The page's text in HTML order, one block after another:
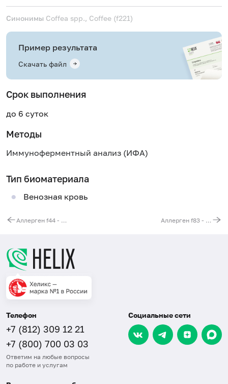
Синонимы Coffea spp., Coffee (f221)
Пример результата
Скачать файл
Срок выполнения
до 6 суток
Методы
Иммуноферментный анализ (ИФА)
Тип биоматериала
Венозная кровь
Аллерген f44 - клубника, IgE Аллерген f83 - куриное мясо, IgE
Телефон
+7 (812) 309 12 21
+7 (800) 700 03 03
Ответим на любые вопросы
по работе и услугам
Социальные сети